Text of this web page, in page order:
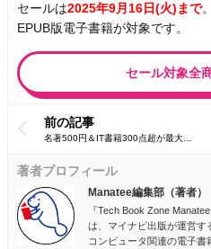
セールは2025年9月16日(火)まで
EPUB版電子書籍が対象です。
セール対象全
前の記事
著者プロフィール
Manatee編集部（著者）
『Tech Book Zone
は、マイナビ出版が運営す
コンピュータ関連の電子